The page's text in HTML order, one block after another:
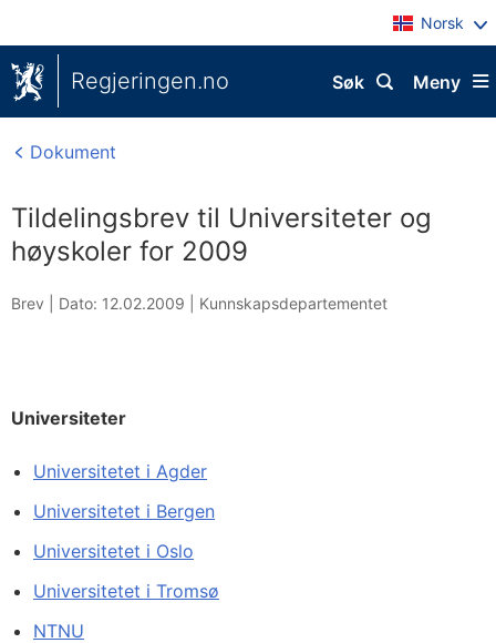
Norsk
Regjeringen.no Meny
Søk
Dokument
Tildelingsbrev til Universiteter og
høyskoler for 2009
Brev | Dato: 12.02.2009 Kunnskapsdepartementet
Universiteter
Universitetet i Agder
Universitetet i Bergen
Universitetet i Oslo
Universitetet i Tromsø
NTNU